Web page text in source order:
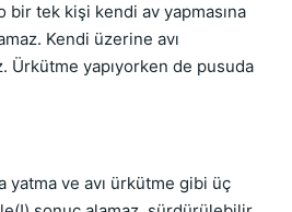
bir tek kişi kendi av yapmasına
Kendi üzerine avı
Ürkütme yapıyorken de pusuda
yatma ve avı ürkütme gibi üç